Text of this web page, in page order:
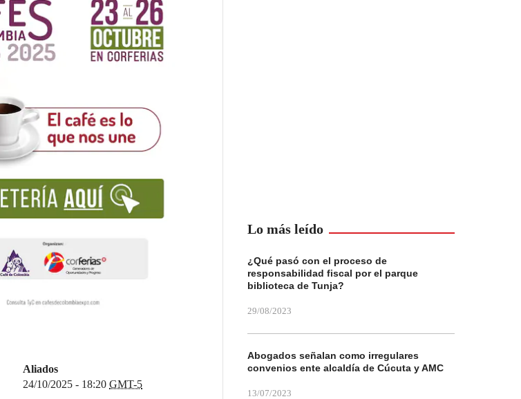
Aliados
24/10/2025 - 18:20 GMT-5
Lo más leído
¿Qué pasó con el proceso de
responsabilidad fiscal por el parque
biblioteca de Tunja?
29/08/2023
Abogados señalan como irregulares
convenios ente alcaldía de Cúcuta y AMC
13/07/2023